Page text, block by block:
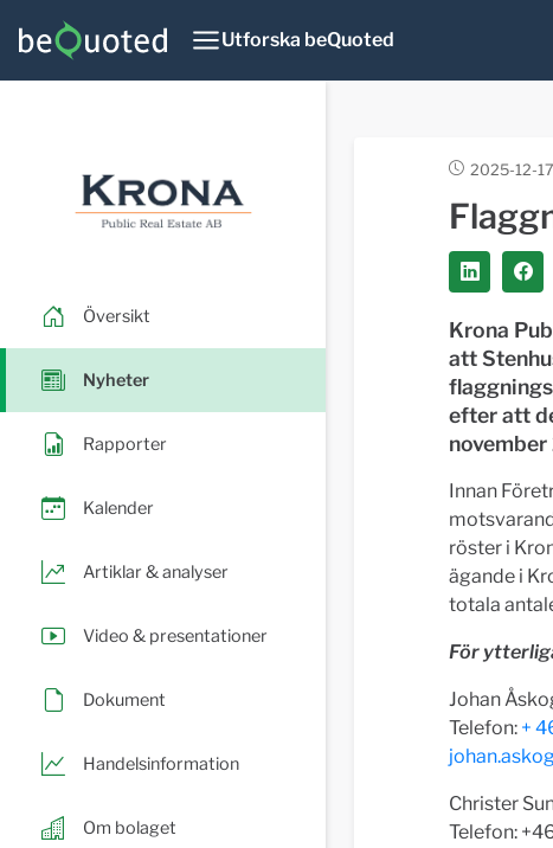
Utforska beQuoted
Översikt
Nyheter
Rapporter
Kalender
Artiklar & analyser
Video & presentationer
Dokument
Handelsinformation
Om bolaget
2025-12-
Krona
att
efter att
Innan
röster i
ägande i
totala
För
Johan
Telefon: +
Christer
Telefon: